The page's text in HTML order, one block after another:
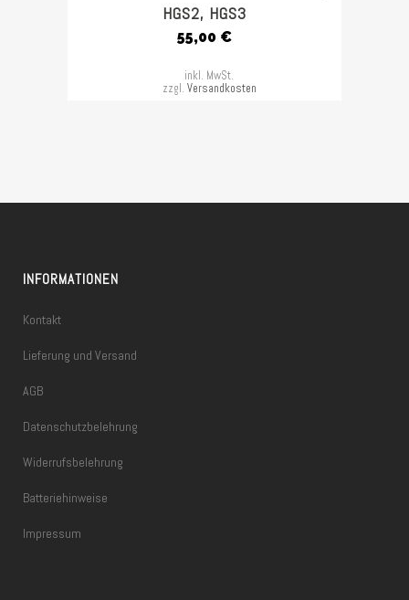
HGS2, HGS3
55,00 €
inkl. MwSt.
zzgl. Versandkosten
INFORMATIONEN
Kontakt
Lieferung und Versand
AGB
Datenschutzbelehrung
Widerrufsbelehrung
Batteriehinweise
Impressum